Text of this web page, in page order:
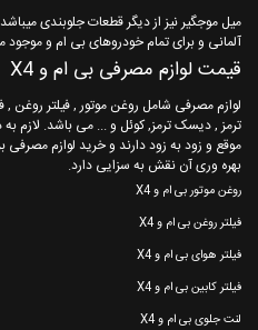
میل موجگیر نیز از دیگر قطعات جلوبندی
آلمانی و برای تمام خودروهای بی ام و موجود
قیمت لوازم مصرفی بی ام و X4
لوازم مصرفی شامل روغن موتور , فیلتر روغن ,
ترمز , دیسک ترمز, کوئل و ... می باشد. لازم
موقع و زود به زود دارند و خرید لوازم
بهره وری آن نقش به سزایی دارد.
روغن موتور بی ام و X4
فیلتر روغن بی ام و X4
فیلتر هوای بی ام و X4
فیلتر کابین بی ام و X4
لنت جلوی بی ام و X4